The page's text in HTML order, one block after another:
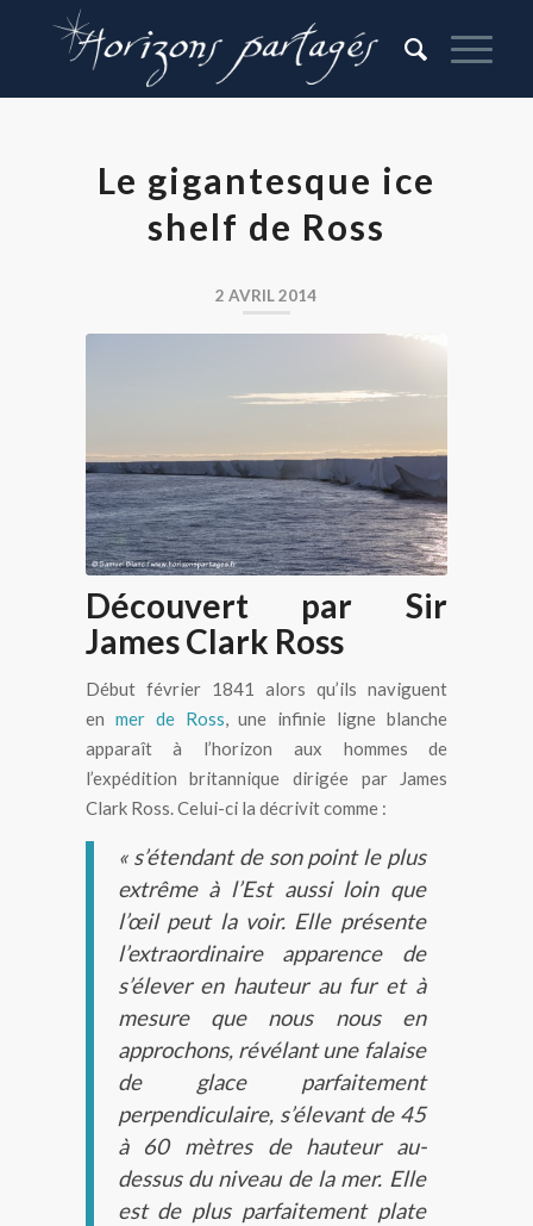
Le gigantesque ice
shelf de Ross
2 AVRIL 2014
Front de glace de l’ice shelf de Ross
Découvert par Sir
James Clark Ross
Début février 1841 alors qu’ils naviguent
en mer de Ross , une infinie ligne blanche
apparaît à l’horizon aux hommes de
l’expédition britannique dirigée par James
Clark Ross. Celui-ci la décrivit comme :
« s’étendant de son point le plus
extrême à l’Est aussi loin que
l’œil peut la voir. Elle présente
l’extraordinaire apparence de
s’élever en hauteur au fur et à
mesure que nous nous en
approchons, révélant une falaise
de glace parfaitement
perpendiculaire, s’élevant de 45
à 60 mètres de hauteur au-
dessus du niveau de la mer. Elle
est de plus parfaitement plate